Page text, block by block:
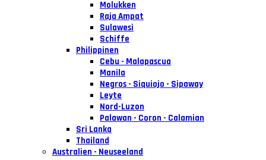
Molukken
Raja Ampat
Sulawesi
Schiffe
Philippinen
Cebu - Malapascua
Manila
Negros - Siquiojo - Sipaway
Leyte
Nord-Luzon
Palawan - Coron - Calamian
Sri Lanka
Thailand
Australien - Neuseeland